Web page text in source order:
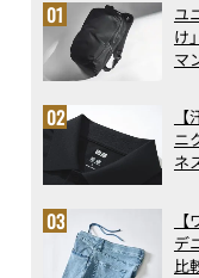
ユ
け
マ
ト
ニ
ネ
ア
デ
比